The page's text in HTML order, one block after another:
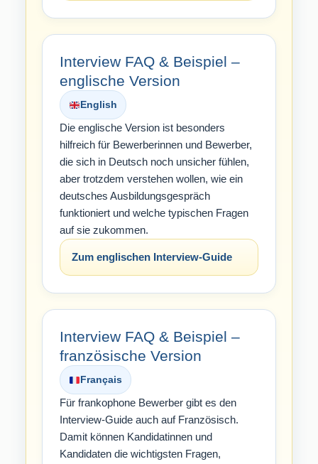
Interview FAQ & Beispiel –
englische Version
English
Die englische Version ist besonders
hilfreich für Bewerberinnen und Bewerber,
die sich in Deutsch noch unsicher fühlen,
aber trotzdem verstehen wollen, wie ein
deutsches Ausbildungsgespräch
funktioniert und welche typischen Fragen
auf sie zukommen.
Zum englischen Interview-Guide
Interview FAQ & Beispiel –
französische Version
Français
Für frankophone Bewerber gibt es den
Interview-Guide auch auf Französisch.
Damit können Kandidatinnen und
Kandidaten die wichtigsten Fragen,